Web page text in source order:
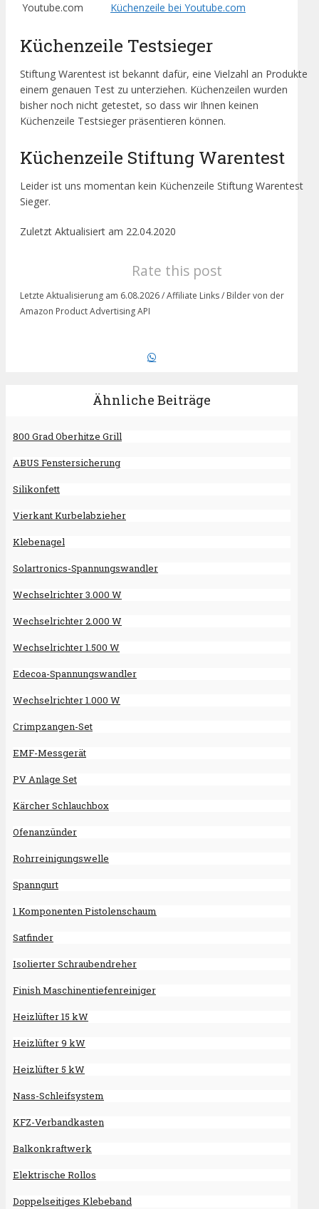
Youtube.com Küchenzeile bei Youtube.com
Küchenzeile Testsieger
Stiftung Warentest ist bekannt dafür, eine Vielzahl an Produkte
einem genauen Test zu unterziehen. Küchenzeilen wurden
bisher noch nicht getestet, so dass wir Ihnen keinen
Küchenzeile Testsieger präsentieren können.
Küchenzeile Stiftung Warentest
Leider ist uns momentan kein Küchenzeile Stiftung Warentest
Sieger.
Zuletzt Aktualisiert am 22.04.2020
Rate this post
Letzte Aktualisierung am 6.08.2026 / Affiliate Links / Bilder von der
Amazon Product Advertising API
Ähnliche Beiträge
800 Grad Oberhitze Grill
ABUS Fenstersicherung
Silikonfett
Vierkant Kurbelabzieher
Klebenagel
Solartronics-Spannungswandler
Wechselrichter 3.000 W
Wechselrichter 2.000 W
Wechselrichter 1.500 W
Edecoa-Spannungswandler
Wechselrichter 1.000 W
Crimpzangen-Set
EMF-Messgerät
PV Anlage Set
Kärcher Schlauchbox
Ofenanzünder
Rohrreinigungswelle
Spanngurt
1 Komponenten Pistolenschaum
Satfinder
Isolierter Schraubendreher
Finish Maschinentiefenreiniger
Heizlüfter 15 kW
Heizlüfter 9 kW
Heizlüfter 5 kW
Nass-Schleifsystem
KFZ-Verbandkasten
Balkonkraftwerk
Elektrische Rollos
Doppelseitiges Klebeband